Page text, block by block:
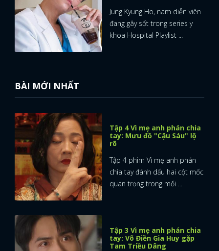
Jung Kyung Ho, nam diễn viên
đang gây sốt trong series y
khoa Hospital Playlist ...
BÀI MỚI NHẤT
Tập 4 Vì mẹ anh phán chia
tay: Mưu đồ "Cậu Sáu" lộ
rõ
Tập 4 phim Vì mẹ anh phán
chia tay đánh dấu hai cột mốc
quan trọng trong mối ...
Tập 3 Vì mẹ anh phán chia
tay: Võ Điền Gia Huy gặp
Tam Triều Dâng